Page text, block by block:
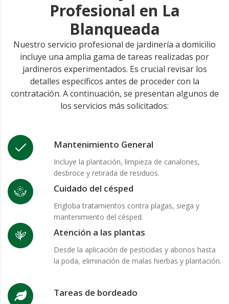
Profesional en La
Blanqueada
Nuestro servicio profesional de jardinería a domicilio
incluye una amplia gama de tareas realizadas por
jardineros experimentados. Es crucial revisar los
detalles específicos antes de proceder con la
contratación. A continuación, se presentan algunos de
los servicios más solicitados:
Mantenimiento General
Incluye la plantación, limpieza de canalones,
desbroce y retirada de residuos.
Cuidado del césped
Engloba tratamientos contra plagas, siega y
mantenimiento del césped.
Atención a las plantas
Desde la aplicación de pesticidas y abonos hasta
la poda, eliminación de malas hierbas y plantación.
Tareas de bordeado